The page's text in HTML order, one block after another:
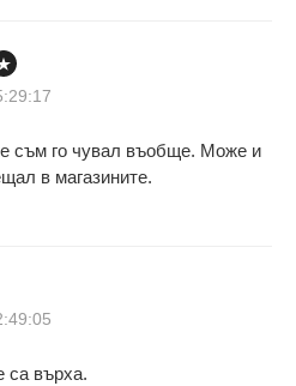
съм го чувал въобще. Може и
в магазините.
са върха.